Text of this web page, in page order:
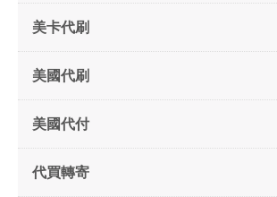
美卡代刷
美國代刷
美國代付
代買轉寄